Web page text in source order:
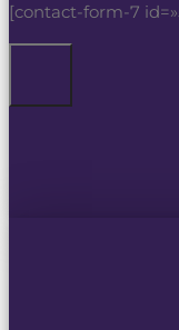
[contact-form-7